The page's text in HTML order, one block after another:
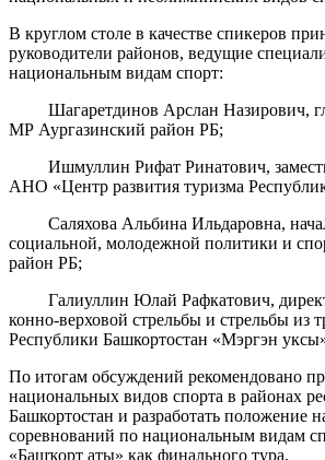
В круглом столе в качестве спикеров
руководители районов, ведущие
национальным видам спорт:
Шагаретдинов Арслан Назирович,
МР Аургазинский район РБ;
Ишмуллин Рифат Ринатович,
АНО «Центр развития туризма
Саляхова Альбина Ильдаровна,
социальной, молодежной политики и
район РБ;
Галиуллин Юлай Рафкатович,
конно-верховой стрельбы и стрельбы из
Республики Башкортостан «Мэргэн
По итогам обсуждений рекомендовано
национальных видов спорта в районах
Башкортостан и разработать положение
соревнований по национальным видам
«Башҡорт аты» как финального тура.